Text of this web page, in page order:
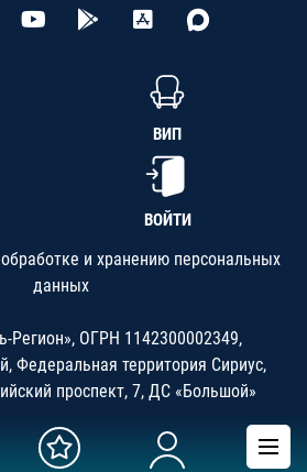
ВИП
ВОЙТИ
и хранению персональных
данных
Регион», ОГРН 1142300002349,
Федеральная территория Сириус,
проспект, 7, ДС «Большой»